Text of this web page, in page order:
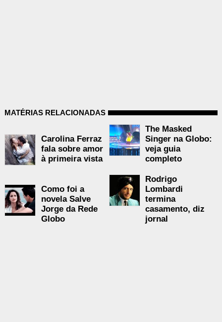
MATÉRIAS RELACIONADAS
Carolina Ferraz
fala sobre amor
à primeira vista
The Masked
Singer na Globo:
veja guia
completo
Como foi a
novela Salve
Jorge da Rede
Globo
Rodrigo
Lombardi
termina
casamento, diz
jornal